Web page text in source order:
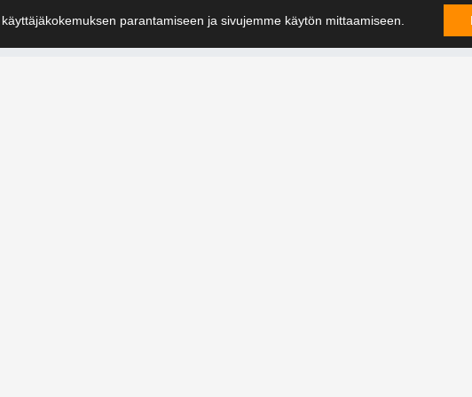
parantamiseen ja sivujemme käytön mittaamiseen.